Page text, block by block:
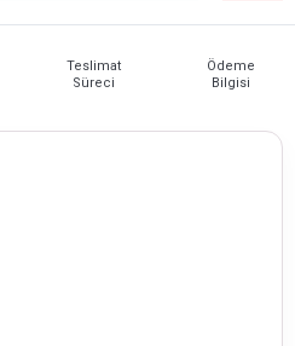
Teslimat
Süreci
Ödeme
Bilgisi